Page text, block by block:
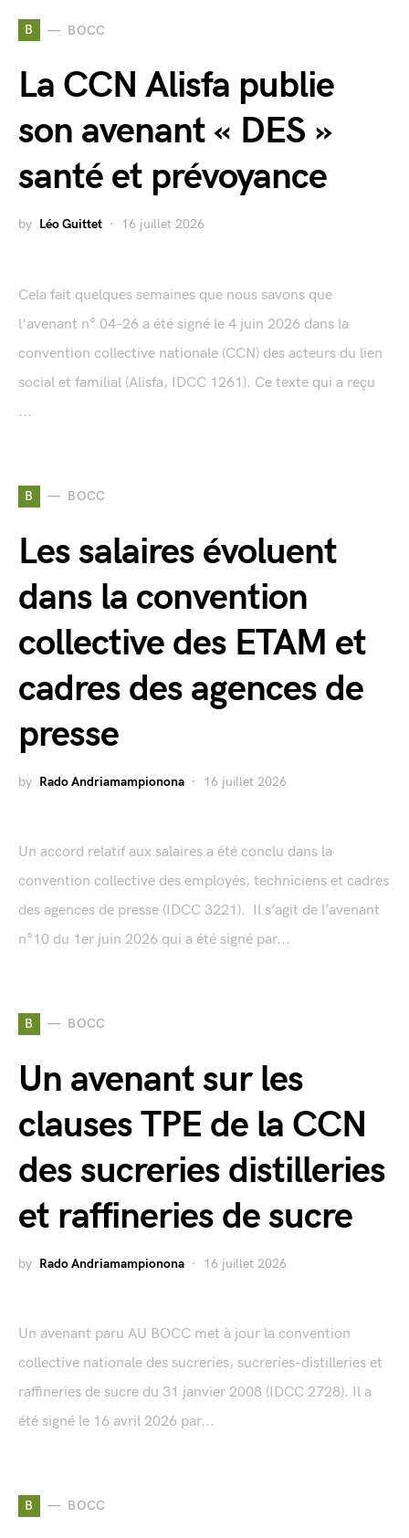
B BOCC
La CCN Alisfa publie
son avenant « DES »
santé et prévoyance
by Léo Guittet 16 juillet 2026
Cela fait quelques semaines que nous savons que
l'avenant n° 04-26 a été signé le 4 juin 2026 dans la
convention collective nationale (CCN) des acteurs du lien
social et familial (Alisfa, IDCC 1261). Ce texte qui a reçu
...
B BOCC
Les salaires évoluent
dans la convention
collective des ETAM et
cadres des agences de
presse
by Rado Andriamampionona 16 juillet 2026
Un accord relatif aux salaires a été conclu dans la
convention collective des employés, techniciens et cadres
des agences de presse (IDCC 3221). Il s’agit de l’avenant
n°10 du 1er juin 2026 qui a été signé par...
B BOCC
Un avenant sur les
clauses TPE de la CCN
des sucreries distilleries
et raffineries de sucre
by Rado Andriamampionona 16 juillet 2026
Un avenant paru AU BOCC met à jour la convention
collective nationale des sucreries, sucreries-distilleries et
raffineries de sucre du 31 janvier 2008 (IDCC 2728). Il a
été signé le 16 avril 2026 par...
B BOCC